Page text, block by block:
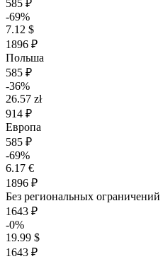
585 ₽
-69%
7.12 $
1896 ₽
Польша
585 ₽
-36%
26.57 zł
914 ₽
Европа
585 ₽
-69%
6.17 €
1896 ₽
Без региональных
1643 ₽
-0%
19.99 $
1643 ₽